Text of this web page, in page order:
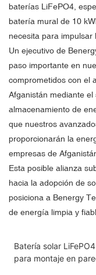
baterías LiFePO4,
batería mural de 10
necesita para
Un ejecutivo de
paso importante en
comprometidos con el
Afganistán mediante
almacenamiento de
que nuestros
proporcionarán la
empresas de
Esta posible alianza
hacia la adopción de
posiciona a Benergy
de energía limpia y
Batería solar
para montaje en